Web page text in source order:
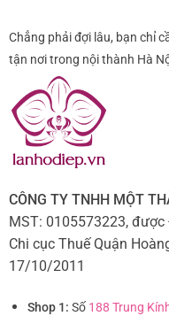
Chẳng phải đợi lâu, bạn chỉ
tận nơi trong nội thành Hà
CÔNG TY TNHH MỘT
MST: 0105573223,
Chi cục Thuế Quận
17/10/2011
Shop 1: Số 188 Trung